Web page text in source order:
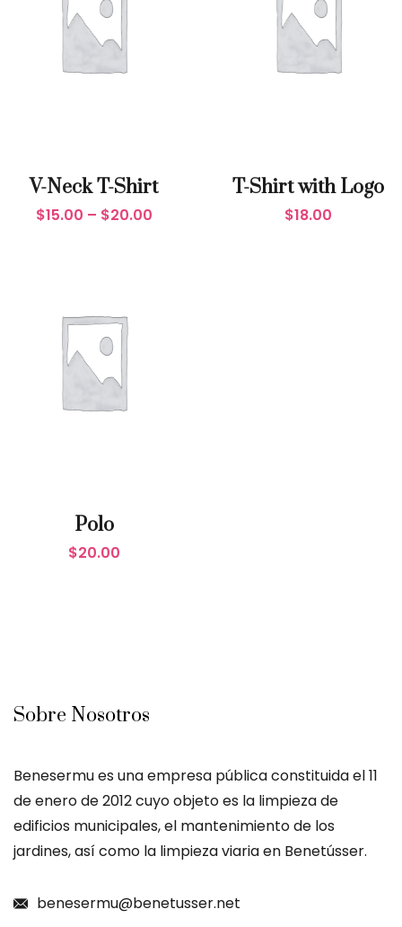
V-Neck T-Shirt
$15.00 – $20.00
T-Shirt with Logo
$18.00
Polo
$20.00
Sobre Nosotros
Benesermu es una empresa pública constituida el 11
de enero de 2012 cuyo objeto es la limpieza de
edificios municipales, el mantenimiento de los
jardines, así como la limpieza viaria en Benetússer.
benesermu@benetusser.net